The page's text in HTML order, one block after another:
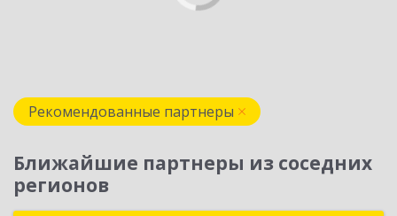
Рекомендованные партнеры
Ближайшие партнеры из соседних
регионов